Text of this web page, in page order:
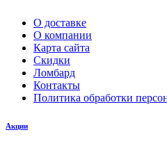
О доставке
О компании
Карта сайта
Скидки
Ломбард
Контакты
Политика обработки
Акции